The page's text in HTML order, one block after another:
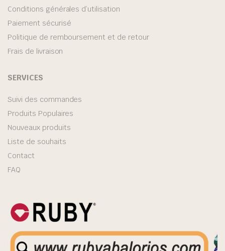
Conditions générales d’utilisation
Paiement sécurisé
Politique de remboursement et de retour
Frais de livraison
SERVICES
Suivi des commandes
Produits Populaires
Nouveaux produits
Liste de souhaits
Contact
FAQ